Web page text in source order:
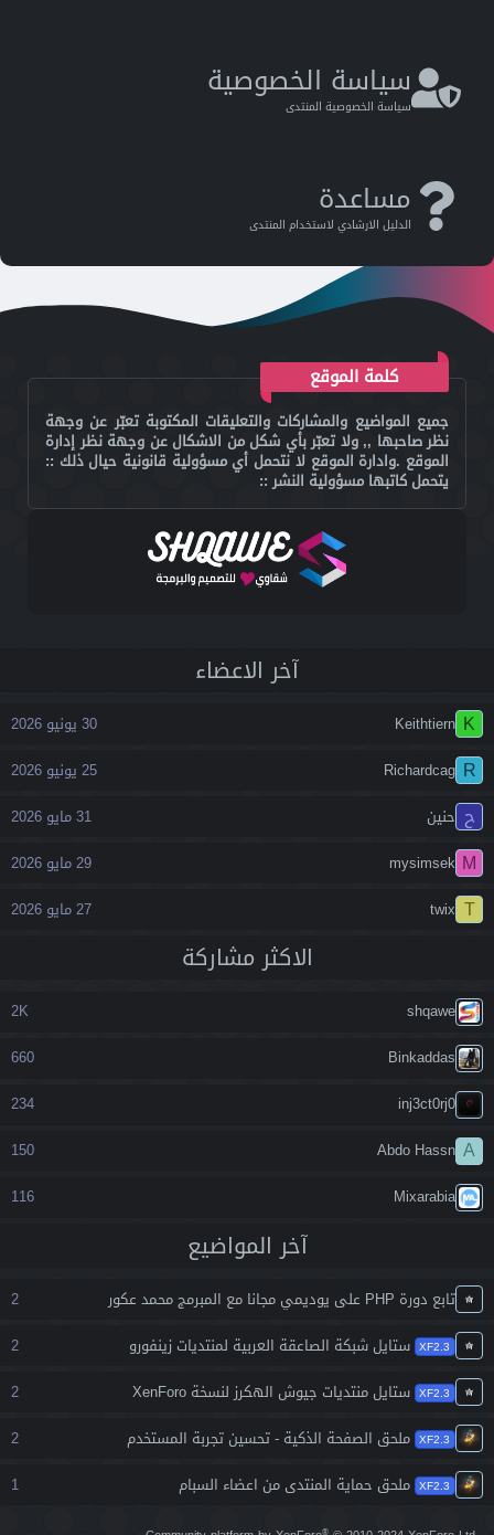
سياسة الخصوصية
سياسة الخصوصية المنتدى
مساعدة
الدليل اﻻرشادي ﻻستخدام المنتدى
كلمة الموقع
جميع المواضيع والمشاركات والتعليقات المكتوبة تعبّر عن وجهة
نظر صاحبها ,, ولا تعبّر بأي شكل من الاشكال عن وجهة نظر إدارة
الموقع .وادارة الموقع لا نتحمل أي مسؤولية قانونية حيال ذلك ::
يتحمل كاتبها مسؤولية النشر ::
آخر اﻻعضاء
K
Keithtiern 30 يونيو 2026
R
Richardcag 25 يونيو 2026
ح حنين 31 مايو 2026
M
mysimsek 29 مايو 2026
T
twix 27 مايو 2026
اﻻكثر مشاركة
shqawe
2K
Binkaddas
660
inj3ct0rj0
234
A
Abdo Hassn
150
Mixarabia
116
آخر المواضيع
تابع دورة PHP على يوديمي مجانا مع المبرمج محمد عكور 2
XF2.3 ستايل شبكة الصاعقة العربية لمنتديات زينفورو 2
XF2.3 ستايل منتديات جيوش الهكرز لنسخة XenForo 2
XF2.3 ملحق الصفحة الذكية - تحسين تجربة المستخدم 2
XF2.3 ملحق حماية المنتدى من اعضاء السبام 1